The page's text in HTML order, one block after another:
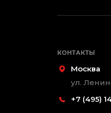
КОНТАКТЫ
Москва
ул.
+7 (495)